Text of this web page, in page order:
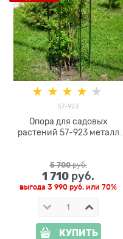
57-923
Опора для садовых
растений 57-923 металл
5 700 руб.
1 710 руб.
выгода 3 990 руб. или 70%
КУПИТЬ